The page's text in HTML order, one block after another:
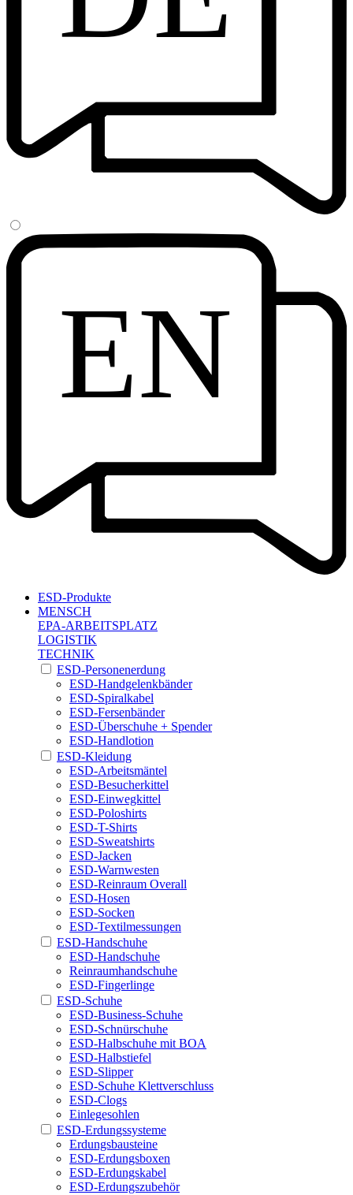
EN
ESD-Produkte
MENSCH
EPA-ARBEITSPLATZ
LOGISTIK
TECHNIK
ESD-Personenerdung
ESD-Handgelenkbänder
ESD-Spiralkabel
ESD-Fersenbänder
ESD-Überschuhe + Spender
ESD-Handlotion
ESD-Kleidung
ESD-Arbeitsmäntel
ESD-Besucherkittel
ESD-Einwegkittel
ESD-Poloshirts
ESD-T-Shirts
ESD-Sweatshirts
ESD-Jacken
ESD-Warnwesten
ESD-Reinraum Overall
ESD-Hosen
ESD-Socken
ESD-Textilmessungen
ESD-Handschuhe
ESD-Handschuhe
Reinraumhandschuhe
ESD-Fingerlinge
ESD-Schuhe
ESD-Business-Schuhe
ESD-Schnürschuhe
ESD-Halbschuhe mit BOA
ESD-Halbstiefel
ESD-Slipper
ESD-Schuhe Klettverschluss
ESD-Clogs
Einlegesohlen
ESD-Erdungssysteme
Erdungsbausteine
ESD-Erdungsboxen
ESD-Erdungskabel
ESD-Erdungszubehör